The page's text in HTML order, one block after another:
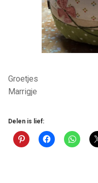
Groetjes
Marrigje
Delen is lief: